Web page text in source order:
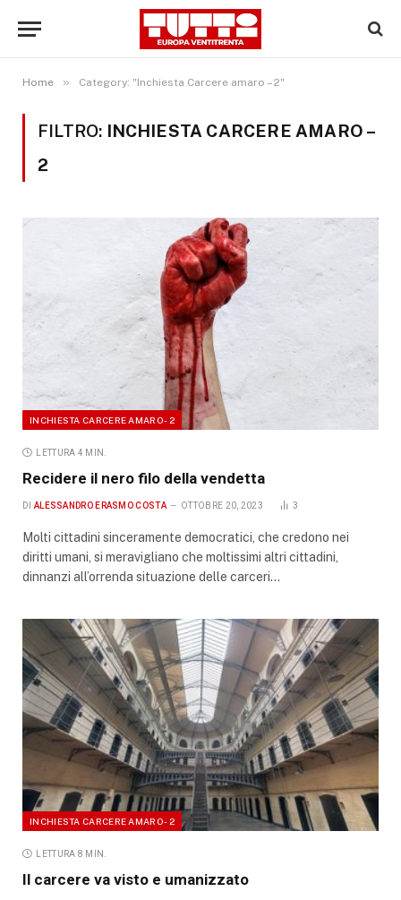
Home » Category: "Inchiesta Carcere amaro – 2"
FILTRO: INCHIESTA CARCERE AMARO –
2
INCHIESTA CARCERE AMARO - 2
LETTURA 4 MIN.
Recidere il nero filo della vendetta
DI ALESSANDRO ERASMO COSTA OTTOBRE 20, 2023 3
Molti cittadini sinceramente democratici, che credono nei
diritti umani, si meravigliano che moltissimi altri cittadini,
dinnanzi all’orrenda situazione delle carceri…
INCHIESTA CARCERE AMARO - 2
LETTURA 8 MIN.
Il carcere va visto e umanizzato